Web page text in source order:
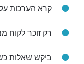
קרא הערכות
רק זוכר לקוח
ביקש שאלות